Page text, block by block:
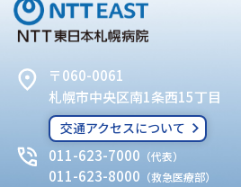
〒060-0061
札幌市中央区南1条西15丁目
交通アクセスについて
011-623-7000 （代表）
011-623-8000 （救急医療部）